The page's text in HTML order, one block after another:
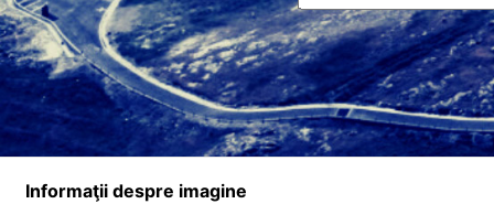
Informaţii despre imagine